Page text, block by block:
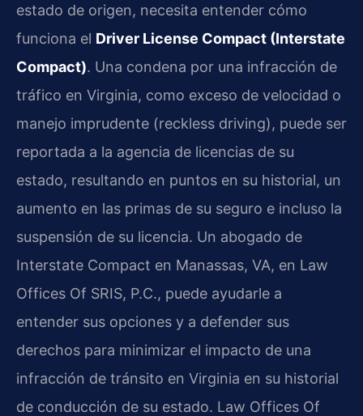
estado de origen, necesita entender cómo
funciona el Driver License Compact (Interstate
Compact). Una condena por una infracción de
tráfico en Virginia, como exceso de velocidad o
manejo imprudente (reckless driving), puede ser
reportada a la agencia de licencias de su
estado, resultando en puntos en su historial, un
aumento en las primas de su seguro e incluso la
suspensión de su licencia. Un abogado de
Interstate Compact en Manassas, VA, en Law
Offices Of SRIS, P.C., puede ayudarle a
entender sus opciones y a defender sus
derechos para minimizar el impacto de una
infracción de tránsito en Virginia en su historial
de conducción de su estado. Law Offices Of